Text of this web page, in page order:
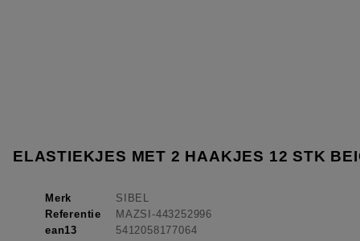
ELASTIEKJES MET 2 HAAKJES 12 STK
Merk
SIBEL
Referentie
MAZSI-443252996
ean13
5412058177064